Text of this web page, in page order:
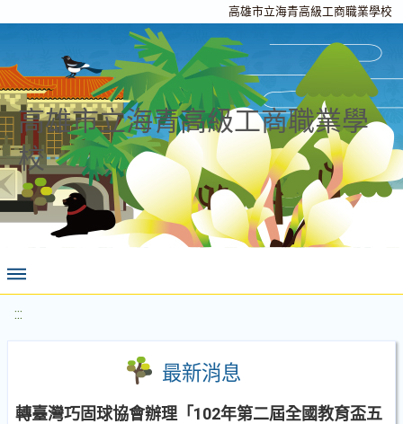
高雄市立海青高級工商職業學校
高雄市立海青高級工商職業學
校
:::
最新消息
轉臺灣巧固球協會辦理「102年第二屆全國教育盃五